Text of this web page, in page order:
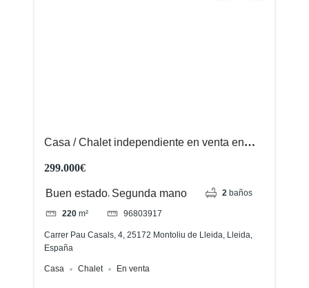
Casa / Chalet independiente en venta en
299.000€
Buen estado, Segunda mano 2 baños
220 m² 96803917
Carrer Pau Casals, 4, 25172 Montoliu de Lleida, Lleida,
España
Casa Chalet En venta